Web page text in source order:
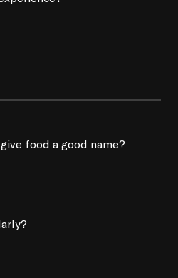
food a good name?